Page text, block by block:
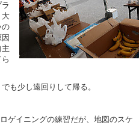
大
の
も少し遠回りして帰る。
ゲイニングの練習だが、地図のスケ